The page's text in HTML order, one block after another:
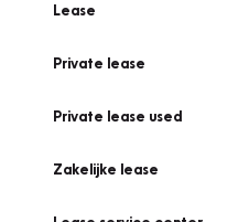
Lease
Private lease
Private lease used
Zakelijke lease